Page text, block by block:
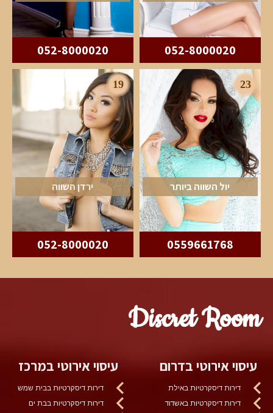
052-8000020
052-8000020
23
יול השווה ביותר
0559661768
19
ירדן השווה
052-8000020
Discret Room
עיסוי אירוטי בדרום
דירות דיסקרטיות באילת
דירות דיסקרטיות באשדוד
עיסוי אירוטי במרכז
דירות דיסקרטיות בבית שמש
דירות דיסקרטיות בבת ים